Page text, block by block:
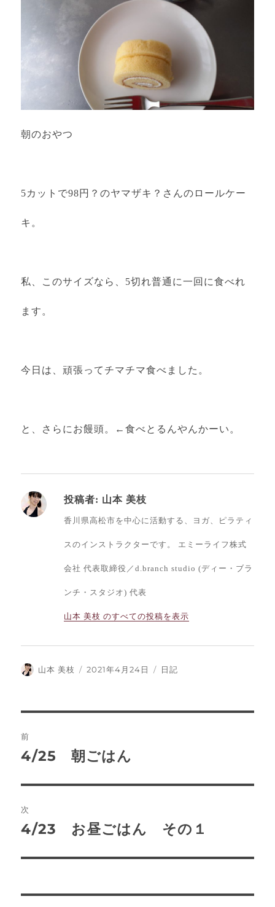
朝のおやつ
5カットで98円？のヤマザキ？さんのロールケー
キ。
私、このサイズなら、5切れ普通に一回に食べれ
ます。
今日は、頑張ってチマチマ食べました。
と、さらにお饅頭。←食べとるんやんかーい。
投稿者: 山本 美枝
香川県高松市を中心に活動する、ヨガ、ピラティ
スのインストラクターです。 エミーライフ株式
会社 代表取締役／d.branch studio (ディー・ブラ
ンチ・スタジオ) 代表
山本 美枝 のすべての投稿を表示
投
山本 美枝
投
2021年4月24日
カ
日記
稿
ビ
ゲ
ー
前
前
投
稿:
4/25 朝ごはん
次
次
投
4/23 お昼ごはん その１